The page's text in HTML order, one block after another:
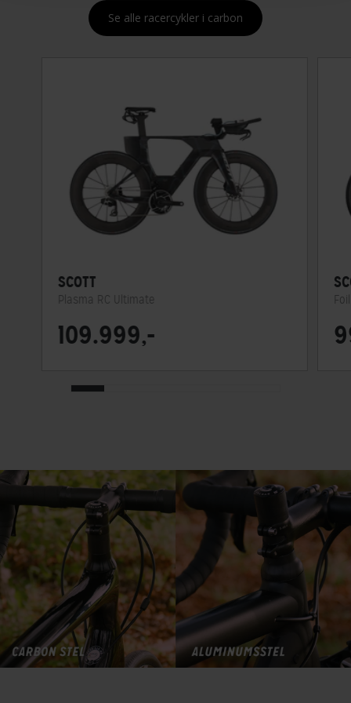
Se alle racercykler i carbon
SCOTT
Plasma RC Ultimate
109.999,-